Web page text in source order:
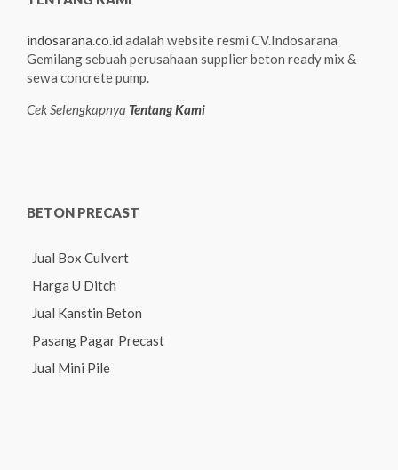
indosarana.co.id adalah website resmi CV.Indosarana
Gemilang sebuah perusahaan supplier beton ready mix &
sewa concrete pump.
Cek Selengkapnya Tentang Kami
BETON PRECAST
Jual Box Culvert
Harga U Ditch
Jual Kanstin Beton
Pasang Pagar Precast
Jual Mini Pile